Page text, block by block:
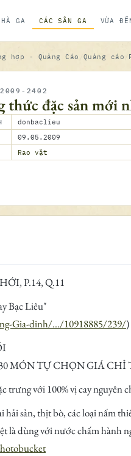
GA CÁC SÂN GA VỪA
hợp - Quảng Cáo Quảng cáo
2402
thức đặc sản mới
donbaclieu
09.05.2009
Rao vặt
P.14, Q.11
Bạc Liêu"
Gia-dinh/.../10918885/239/)
MÓN TỰ CHỌN GIÁ CHỈ
trưng với 100% vị cay
hải sản, thịt bò, các loại nấm
là dùng với nước chấm hành